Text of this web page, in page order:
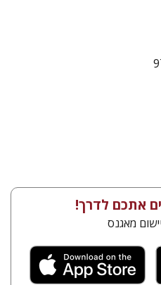
אתכם לדרך!
מאגנס